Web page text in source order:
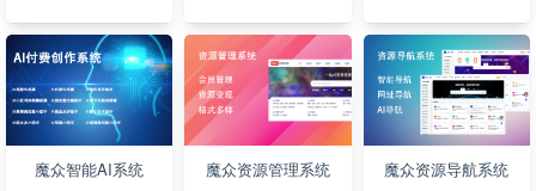
魔众智能AI系统
魔众资源管理系统
魔众资源导航系统